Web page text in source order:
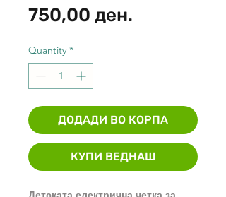
750,00 ден.
Quantity *
ДОДАДИ ВО КОРПА
КУПИ ВЕДНАШ